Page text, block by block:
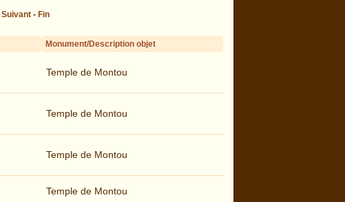
Suivant - Fin
Monument/Description objet
Temple de Montou
Temple de Montou
Temple de Montou
Temple de Montou